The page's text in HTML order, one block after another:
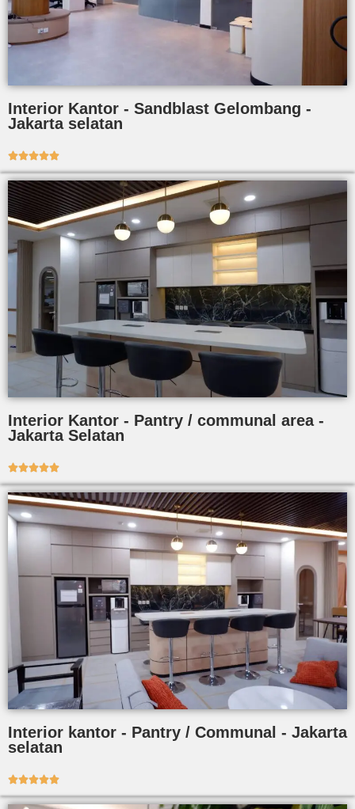
Interior Kantor - Sandblast Gelombang -
Jakarta selatan

Interior Kantor - Pantry / communal area -
Jakarta Selatan

Interior kantor - Pantry / Communal - Jakarta
selatan
